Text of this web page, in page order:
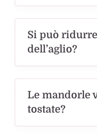
Si può
dell’aglio?
Le mandorle
tostate?